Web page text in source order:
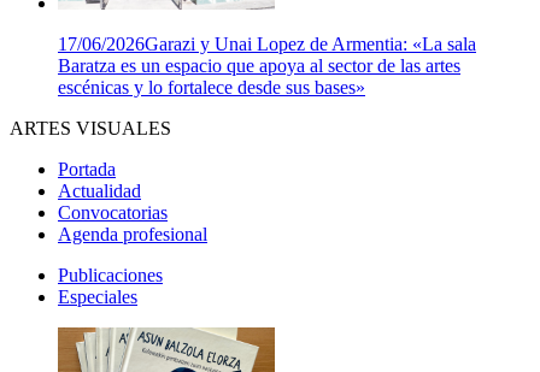
17/06/2026Garazi y Unai Lopez de Armentia: «La sala
Baratza es un espacio que apoya al sector de las artes
escénicas y lo fortalece desde sus bases»
ARTES VISUALES
Portada
Actualidad
Convocatorias
Agenda profesional
Publicaciones
Especiales